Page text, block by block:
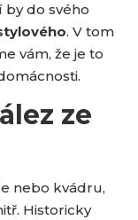
by do svého
. V tom
vám, že je to
ze
nebo kvádru,
Historicky